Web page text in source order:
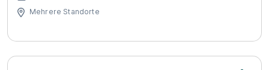
Mehrere Standorte